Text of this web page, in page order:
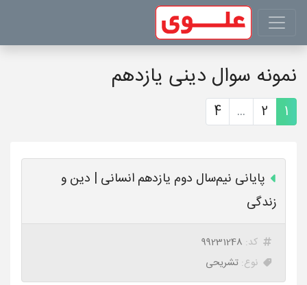
نمونه سوال دینی یازدهم
1
2
...
4
پایانی نیم‌سال دوم یازدهم انسانی | دین و
زندگی
کد: 99231248
نوع: تشریحی